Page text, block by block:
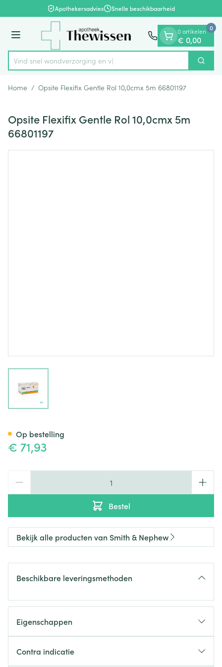
Ga naar de inhoudApothekersadvies Snelle beschikbaarheid
Menu
Product, merk, categorie...
Vind snel wondverzorg Zoek
0 artikelen
€ 0,00
0
Home / Opsite Flexifix Gentle Rol 10,0cmx 5m 66801197
Opsite Flexifix Gentle Rol 10,0cmx 5m
66801197
€ 71,93
Bestel
Op bestelling
Bekijk alle producten van Smith & Nephew
Beschikbare leveringsmethoden
Eigenschappen
Contra indicatie